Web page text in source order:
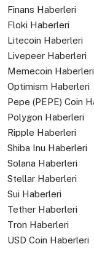
Finans Haberleri
Floki Haberleri
Litecoin Haberleri
Livepeer Haberleri
Memecoin Haberleri
Optimism Haberleri
Pepe (PEPE) Coin
Polygon Haberleri
Ripple Haberleri
Shiba Inu Haberleri
Solana Haberleri
Stellar Haberleri
Sui Haberleri
Tether Haberleri
Tron Haberleri
USD Coin Haberleri